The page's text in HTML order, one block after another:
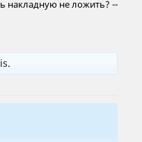
накладную не ложить? --